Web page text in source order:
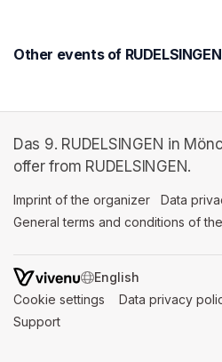
Other events of RUDELSINGEN
Das 9. RUDELSINGEN in
offer from RUDELSINGEN.
Imprint of the organizer (opens in
Data
General terms and conditions of
SWITCH LANGUAGE
Cookie settings (opens in a new
Data privacy
Support